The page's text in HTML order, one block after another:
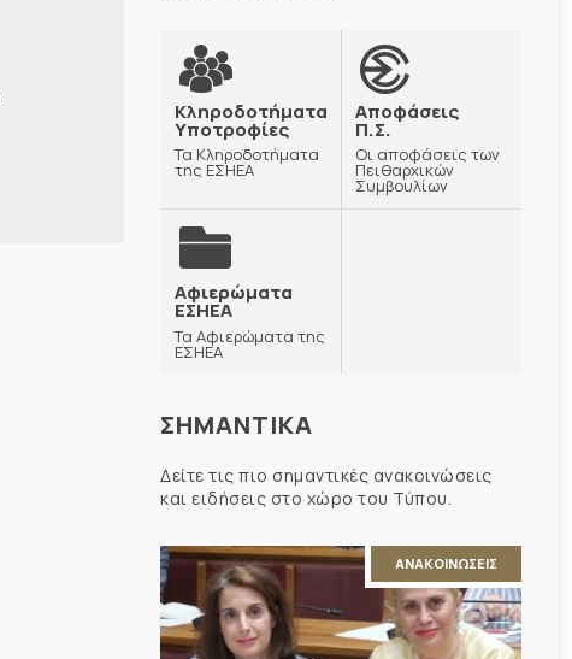
Κληροδοτήματα
Υποτροφίες
Τα Κληροδοτήματα
της ΕΣΗΕΑ
Αποφάσεις
Π.Σ.
Οι αποφάσεις των
Πειθαρχικών
Συμβουλίων
Αφιερώματα
ΕΣΗΕΑ
Τα Αφιερώματα της
ΕΣΗΕΑ
ΣΗΜΑΝΤΙΚΑ
Δείτε τις πιο σημαντικές ανακοινώσεις
και ειδήσεις στο χώρο του Τύπου.
ΑΝΑΚΟΙΝΩΣΕΙΣ